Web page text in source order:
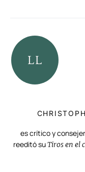
es crítico y
reeditó suTiros en el